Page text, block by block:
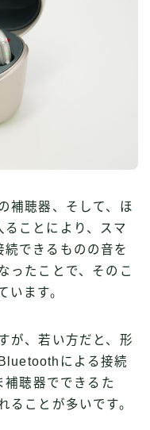
補聴器、そして、ほ
ことにより、スマ
できるものの音を
ったことで、そのこ
います。
が、若い方だと、形
による接続
聴器でできるた
ることが多いです。